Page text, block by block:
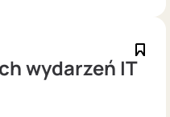
wydarzeń IT